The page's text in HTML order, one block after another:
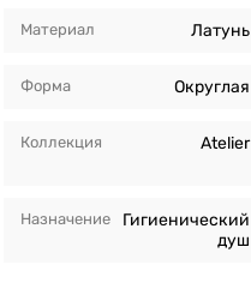
Материал Латунь
Форма Округлая
Коллекция Atelier
Назначение
Гигиенический
душ